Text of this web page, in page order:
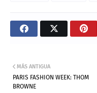
MÁS ANTIGUA
PARIS FASHION WEEK: THOM
BROWNE